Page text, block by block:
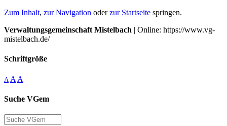
Zum Inhalt, zur Navigation oderzur Startseite springen.
Verwaltungsgemeinschaft Mistelbach | Online: https://www.vg-
mistelbach.de/
Schriftgröße
A A A
Suche VGem